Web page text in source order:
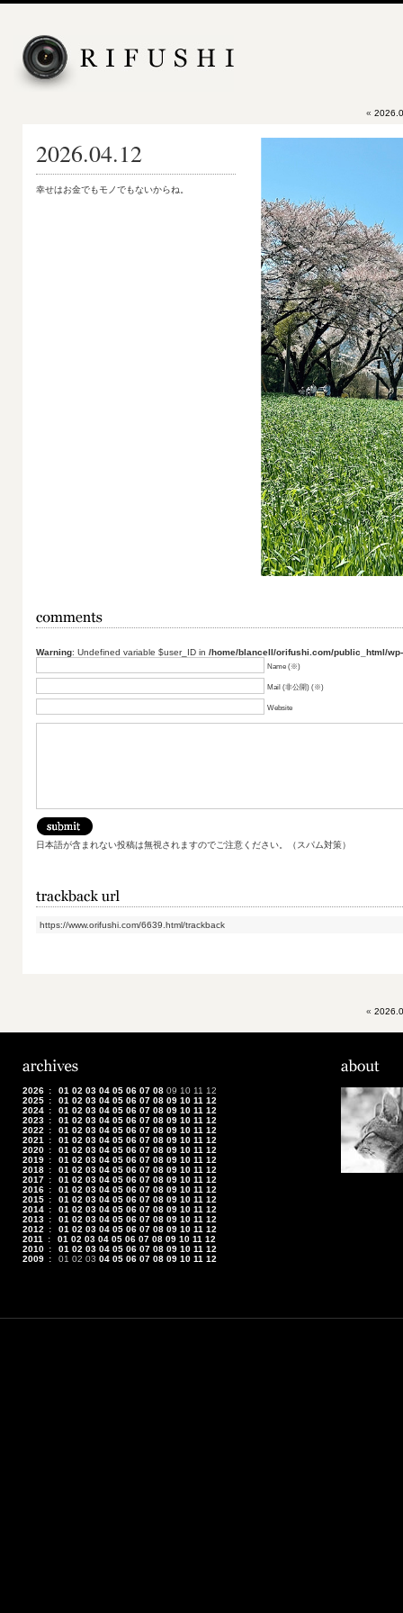
«
2026.04.12
幸せはお金でもモノでもないからね。
Warning: Undefined variable $user_ID in /home/blancell/orifushi.com/public_html/
Name (※)
Mail (非公開) (※)
Website
日本語が含まれない投稿は無視されますのでご注意ください。（スパム対策）
https://www.orifushi.com/6639.html/trackback
«
2026 : 01 02 03 04 05 06 07 08 09 10 11 12
2025 : 01 02 03 04 05 06 07 08 09 10 11 12
2024 : 01 02 03 04 05 06 07 08 09 10 11 12
2023 : 01 02 03 04 05 06 07 08 09 10 11 12
2022
: 01 02 03 04 05 06 07 08 09 10 11 12
2021
: 01 02 03 04 05 06 07 08 09 10 11 12
2020 : 01 02 03 04 05 06 07 08 09 10 11 12
2019 : 01 02 03 04 05 06 07 08 09 10 11 12
2018 : 01 02 03 04 05 06 07 08 09 10 11 12
2017 : 01 02 03 04 05 06 07 08 09 10 11 12
2016 : 01 02 03 04 05 06 07 08 09 10 11 12
2015 : 01 02 03 04 05 06 07 08 09 10 11 12
2014 : 01 02 03 04 05 06 07 08 09 10 11 12
2013 : 01 02 03 04 05 06 07 08 09 10 11 12
2012
: 01 02 03 04 05 06 07 08 09 10 11 12
2011
: 01 02 03 04 05 06 07 08 09 10 11 12
2010 : 01 02 03 04 05 06 07 08 09 10 11 12
2009 : 01 02 03 04 05 06 07 08 09 10 11 12